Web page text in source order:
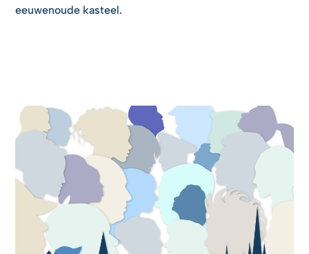
eeuwenoude kasteel.